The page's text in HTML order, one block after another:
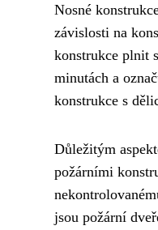
Nosné
závislosti na
konstrukce plnit
minutách a
konstrukce s
Důležitým
požárními
jsou požární